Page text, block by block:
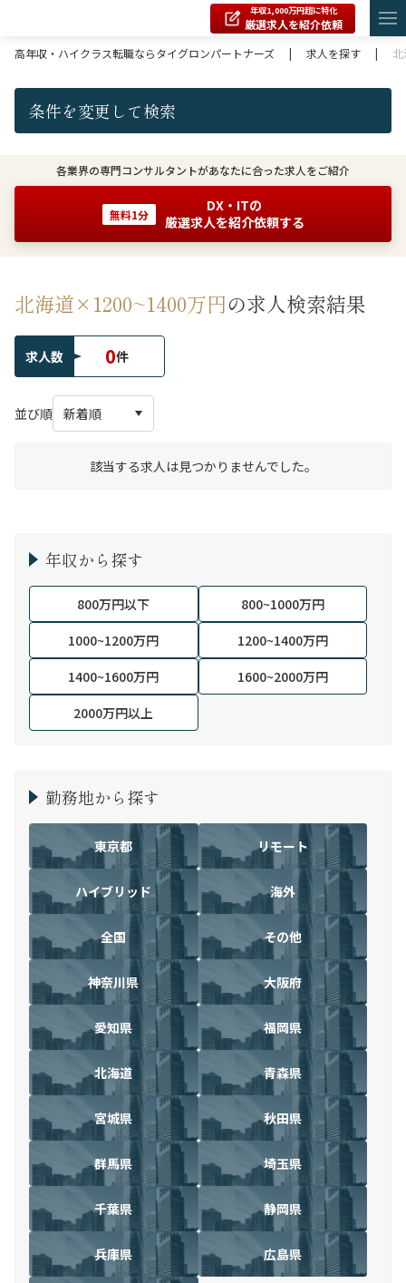
年収1,000万円超に特化
厳選求人を紹介依頼
高年収・ハイクラス転職ならタイグロンパートナーズ
| 求人を探す |
条件を変更して検索
各業界の専門コンサルタントがあなたに合った求人をご紹介
無料1分
DX・ITの
厳選求人を紹介依頼する
北海道×1200~1400万円の求人検索結果
求人数 0件
並び順
該当する求人は見つかりませんでした。
年収から探す
800万円以下
800~1000万円
1000~1200万円
1200~1400万円
1400~1600万円
1600~2000万円
2000万円以上
勤務地から探す
東京都 リモート
ハイブリッド 海外
全国 その他
神奈川県 大阪府
愛知県 福岡県
北海道 青森県
宮城県 秋田県
群馬県 埼玉県
千葉県 静岡県
兵庫県 広島県